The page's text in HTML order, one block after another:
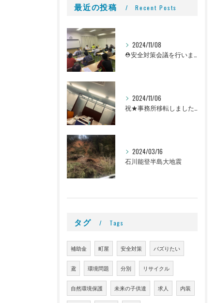
最近の投稿 Recent Posts
2024/11/08
⛑安全対策会議を行いました👷
2024/11/06
祝★事務所移転しました！＠町屋事務所
2024/03/16
石川能登半島大地震
タグ Tags
補助金 町屋 安全対策 バズりたい
鳶 環境問題 分別 リサイクル
自然環境保護 未来の子供達 求人 内装